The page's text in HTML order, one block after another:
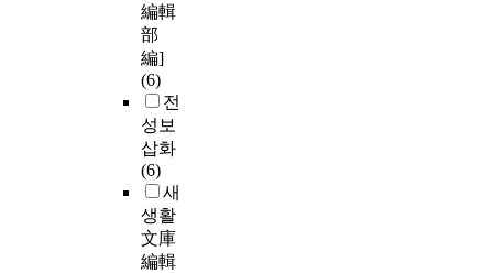
編輯
部
編]
(6)
전
성보
삽화
(6)
새
생활
文庫
編輯